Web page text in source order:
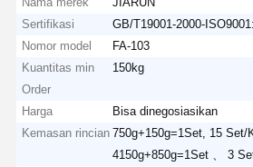
Sertifikasi
GB/T19001-2000-
Nomor model
FA-103
Kuantitas min
Order
150kg
Harga
Bisa dinegosiasikan
Kemasan rincian 750g+150g=1Set, 15 Set/
4150g+850g=1Set 、 3